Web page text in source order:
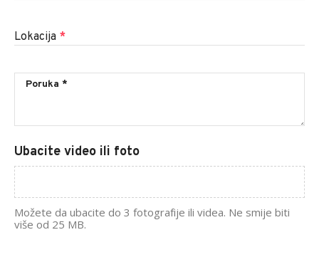
Lokacija *
Ubacite video ili foto
Možete da ubacite do 3 fotografije ili videa. Ne smije biti
više od 25 MB.